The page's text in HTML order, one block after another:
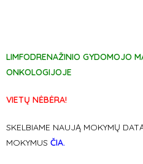
LIMFODRENAŽINIO GYDOMOJO
ONKOLOGIJOJE
VIETŲ NĖBĖRA!
SKELBIAME NAUJĄ MOKYMŲ
MOKYMUS ČIA.